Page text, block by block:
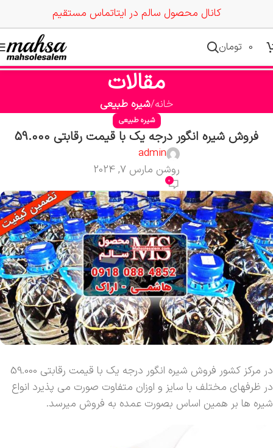
کانال محصول سالم در ایتاتماس مستقیم
0 تومان
مقالات
خانه شیره طبیعی
شیره طبیعی
فروش شیره انگور درجه یک با قیمت رقابتی 59.000
admin
روشن مارس 7, 2024
0
در مرکز کشور فروش شیره انگور درجه یک با قیمت رقابتی 59.000
در ظرفهای مختلف با سایز و اوزان متفاوت صورت می پذیرد انواع
شیره ها بر همین اساس بصورت عمده به فروش میرسد.